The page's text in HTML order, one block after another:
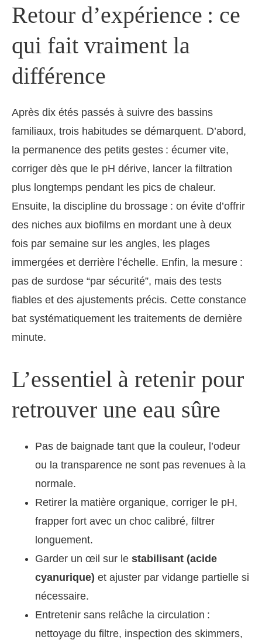
Retour d’expérience : ce
qui fait vraiment la
différence
Après dix étés passés à suivre des bassins
familiaux, trois habitudes se démarquent. D’abord,
la permanence des petits gestes : écumer vite,
corriger dès que le pH dérive, lancer la filtration
plus longtemps pendant les pics de chaleur.
Ensuite, la discipline du brossage : on évite d’offrir
des niches aux biofilms en mordant une à deux
fois par semaine sur les angles, les plages
immergées et derrière l’échelle. Enfin, la mesure :
pas de surdose “par sécurité”, mais des tests
fiables et des ajustements précis. Cette constance
bat systématiquement les traitements de dernière
minute.
L’essentiel à retenir pour
retrouver une eau sûre
Pas de baignade tant que la couleur, l’odeur
ou la transparence ne sont pas revenues à la
normale.
Retirer la matière organique, corriger le pH,
frapper fort avec un choc calibré, filtrer
longuement.
Garder un œil sur le stabilisant (acide
cyanurique) et ajuster par vidange partielle si
nécessaire.
Entretenir sans relâche la circulation :
nettoyage du filtre, inspection des skimmers,